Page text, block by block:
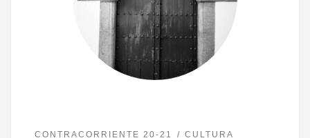
CONTRACORRIENTE 20-21 CULTURA